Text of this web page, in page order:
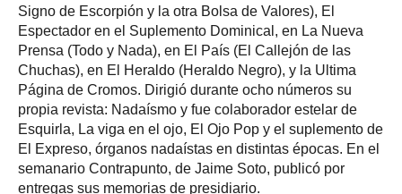
Signo de Escorpión y la otra Bolsa de Valores), El
Espectador en el Suplemento Dominical, en La Nueva
Prensa (Todo y Nada), en El País (El Callejón de las
Chuchas), en El Heraldo (Heraldo Negro), y la Ultima
Página de Cromos. Dirigió durante ocho números su
propia revista: Nadaísmo y fue colaborador estelar de
Esquirla, La viga en el ojo, El Ojo Pop y el suplemento de
El Expreso, órganos nadaístas en distintas épocas. En el
semanario Contrapunto, de Jaime Soto, publicó por
entregas sus memorias de presidiario.